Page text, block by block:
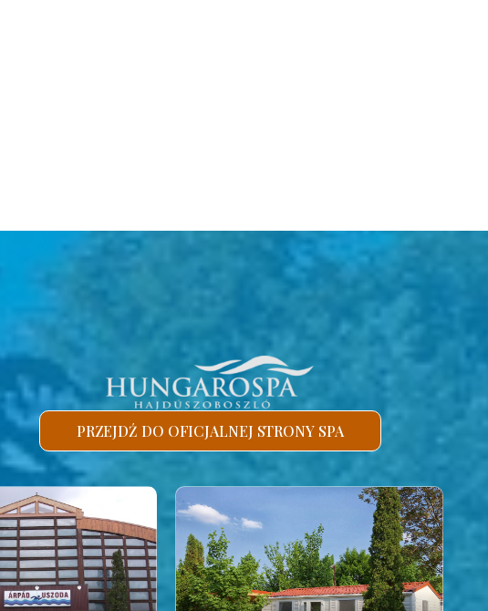
PRZEJDŹ DO OFICJALNEJ STRONY SPA